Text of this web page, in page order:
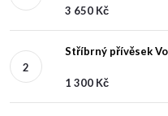
3 650 Kč
Stříbrný přívěsek
1 300 Kč